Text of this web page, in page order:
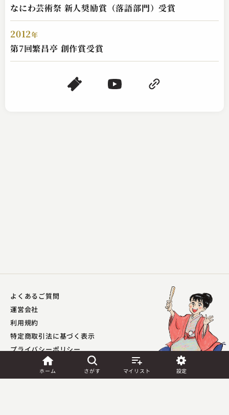
ホーム さがす マイリスト 設定
なにわ芸術祭 新人奨励賞（落語部門）受賞
2012年
第7回繁昌亭 創作賞受賞
よくあるご質問
運営会社
利用規約
特定商取引法に基づく表示
プライバシーポリシー​
外部送信ポリシー